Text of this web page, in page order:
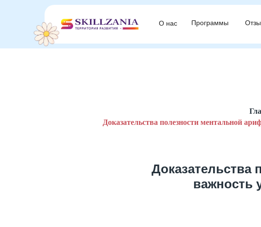
О нас Программы
О нас Программы
Доказательства полезности ментальной
Доказательства
важность